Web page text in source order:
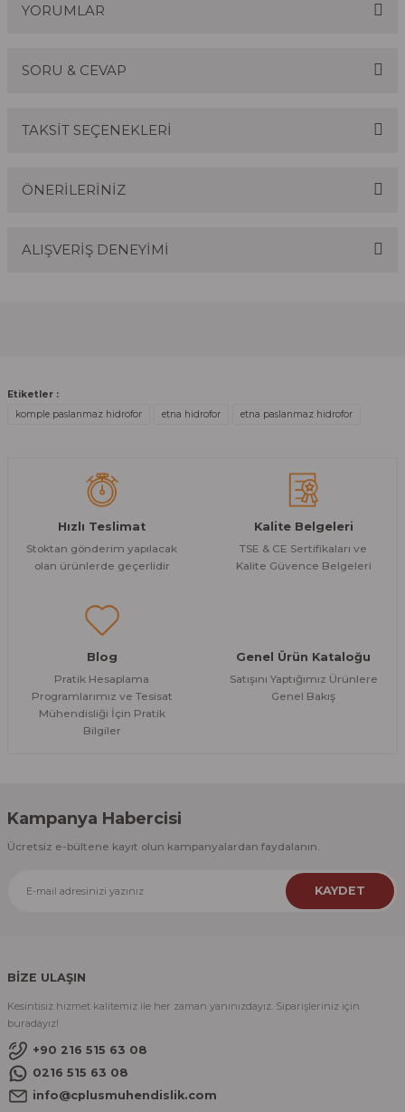
YORUMLAR
SORU & CEVAP
TAKSİT SEÇENEKLERİ
ÖNERİLERİNİZ
Bu ürünün fiyat bilgisi, resim, ürün açıklamalarında ve
ALIŞVERİŞ DENEYİMİ
Etiketler :
komple paslanmaz hidrofor
etna hidrofor etna paslanmaz hidrofor
Hızlı Teslimat
Stoktan gönderim yapılacak
olan ürünlerde geçerlidir
Kalite Belgeleri
TSE & CE Sertifikaları ve
Kalite Güvence Belgeleri
Blog
Pratik Hesaplama
Programlarımız ve Tesisat
Mühendisliği İçin Pratik
Bilgiler
Genel Ürün Kataloğu
Satışını Yaptığımız Ürünlere
Genel Bakış
Kampanya Habercisi
Ücretsiz e-bültene kayıt olun kampanyalardan faydalanın.
KAYDET
BİZE ULAŞIN
Kesintisiz hizmet kalitemiz ile her zaman yanınızdayız. Siparişleriniz için
buradayız!
+90 216 515 63 08
0216 515 63 08
info@cplusmuhendislik.com